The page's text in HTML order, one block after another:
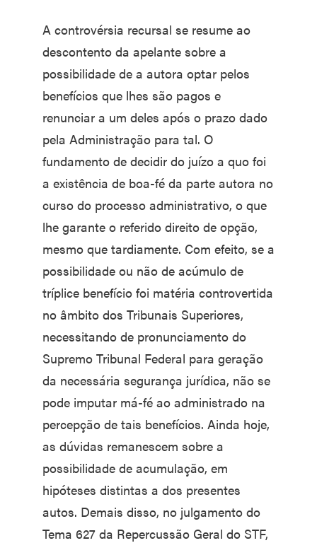
A controvérsia recursal se resume ao
descontento da apelante sobre a
possibilidade de a autora optar pelos
benefícios que lhes são pagos e
renunciar a um deles após o prazo dado
pela Administração para tal. O
fundamento de decidir do juízo a quo foi
a existência de boa-fé da parte autora no
curso do processo administrativo, o que
lhe garante o referido direito de opção,
mesmo que tardiamente. Com efeito, se a
possibilidade ou não de acúmulo de
tríplice benefício foi matéria controvertida
no âmbito dos Tribunais Superiores,
necessitando de pronunciamento do
Supremo Tribunal Federal para geração
da necessária segurança jurídica, não se
pode imputar má-fé ao administrado na
percepção de tais benefícios. Ainda hoje,
as dúvidas remanescem sobre a
possibilidade de acumulação, em
hipóteses distintas a dos presentes
autos. Demais disso, no julgamento do
Tema 627 da Repercussão Geral do STF,